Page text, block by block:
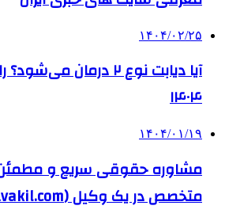
۱۴۰۴/۰۲/۲۵
آیا دیابت نوع ۲ درمان
۱۴۰۴
۱۴۰۴/۰۱/۱۹
مشاوره حقوقی سریع و مطمئن
متخصص در یک وکیل (1vakil.com)